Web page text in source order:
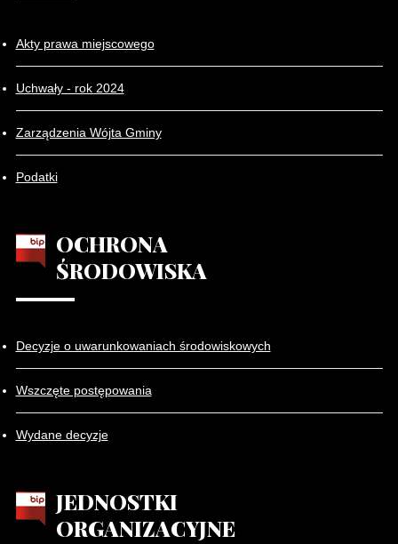
Akty prawa miejscowego
Uchwały - rok 2024
Zarządzenia Wójta Gminy
Podatki
OCHRONA
ŚRODOWISKA
Decyzje o uwarunkowaniach środowiskowych
Wszczęte postępowania
Wydane decyzje
JEDNOSTKI
ORGANIZACYJNE